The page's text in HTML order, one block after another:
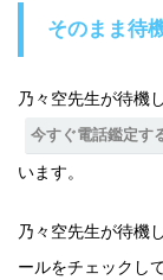
そのまま待
乃々空先生が待機
今すぐ電話鑑定す
います。
乃々空先生が待機
ールをチェックし